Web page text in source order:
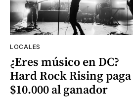
LOCALES
¿Eres músico en DC?
Hard Rock Rising paga
$10.000 al ganador